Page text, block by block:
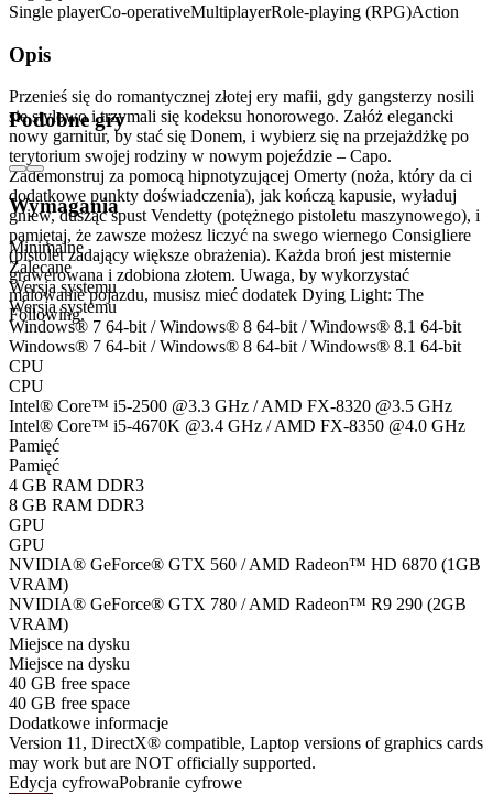
Single playerCo-operativeMultiplayerRole-playing (RPG)Action
Opis
Przenieś się do romantycznej złotej ery mafii, gdy gangsterzy nosili
się stylowo i trzymali się kodeksu honorowego. Załóż elegancki
nowy garnitur, by stać się Donem, i wybierz się na przejażdżkę po
terytorium swojej rodziny w nowym pojeździe – Capo.
Zademonstruj za pomocą hipnotyzującej Omerty (noża, który da ci
dodatkowe punkty doświadczenia), jak kończą kapusie, wyładuj
gniew, dusząc spust Vendetty (potężnego pistoletu maszynowego), i
pamiętaj, że zawsze możesz liczyć na swego wiernego Consigliere
(pistolet zadający większe obrażenia). Każda broń jest misternie
grawerowana i zdobiona złotem. Uwaga, by wykorzystać
malowanie pojazdu, musisz mieć dodatek Dying Light: The
Following.
Podobne gry
Wymagania
Minimalne
Zalecane
Wersja systemu
Wersja systemu
Windows® 7 64-bit / Windows® 8 64-bit / Windows® 8.1 64-bit
Windows® 7 64-bit / Windows® 8 64-bit / Windows® 8.1 64-bit
CPU
CPU
Intel® Core™ i5-2500 @3.3 GHz / AMD FX-8320 @3.5 GHz
Intel® Core™ i5-4670K @3.4 GHz / AMD FX-8350 @4.0 GHz
Pamięć
Pamięć
4 GB RAM DDR3
8 GB RAM DDR3
GPU
GPU
NVIDIA® GeForce® GTX 560 / AMD Radeon™ HD 6870 (1GB
VRAM)
NVIDIA® GeForce® GTX 780 / AMD Radeon™ R9 290 (2GB
VRAM)
Miejsce na dysku
Miejsce na dysku
40 GB free space
40 GB free space
Dodatkowe informacje
Version 11, DirectX® compatible, Laptop versions of graphics cards
may work but are NOT officially supported.
Edycja cyfrowaPobranie cyfrowe